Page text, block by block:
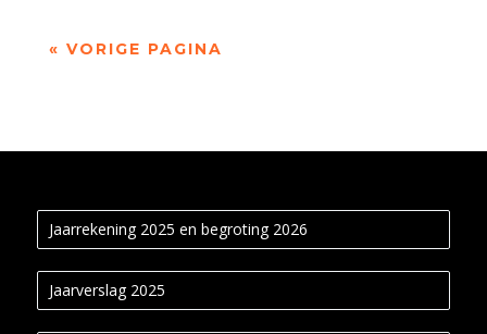
« VORIGE PAGINA
Jaarrekening 2025 en begroting 2026
Jaarverslag 2025